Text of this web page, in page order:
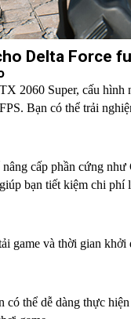
Delta Force
2060 Super, cấu hình
Bạn có thể trải
cấp phần cứng
bạn tiết kiệm chi phí
game và thời gian
thể dễ dàng thực